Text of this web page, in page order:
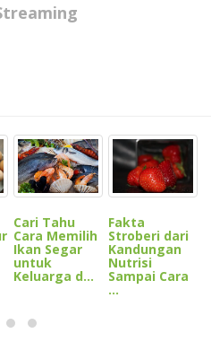
Cari Tahu
Cara Memilih
Ikan Segar
untuk
Keluarga d...
Fakta
Stroberi dari
Kandungan
Nutrisi
Sampai Cara
...